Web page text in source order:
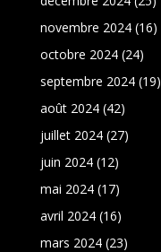
novembre 2024(16)
octobre 2024(24)
septembre 2024(19)
août 2024(42)
juillet 2024(27)
juin 2024(12)
mai 2024(17)
avril 2024(16)
mars 2024(23)